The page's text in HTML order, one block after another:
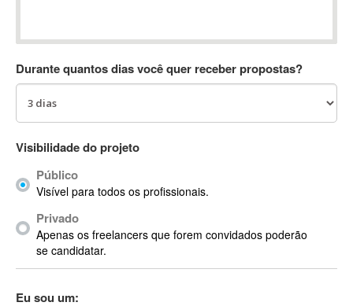
ACDSee
ACPI
Acrobat X
Acronis
ACT
Actian
Actimize
ActionScript
Active Directory
Durante quantos dias você quer receber propostas?
Visibilidade do projeto
Público
Visível para todos os profissionais.
Privado
Apenas os freelancers que forem convidados poderão
se candidatar.
Eu sou um: